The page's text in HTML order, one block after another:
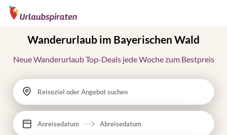
Wanderurlaub im Bayerischen Wald
Neue Wanderurlaub Top-Deals jede Woche zum Bestpreis
Reiseziel oder Angebot suchen
Anreisedatum Abreisedatum